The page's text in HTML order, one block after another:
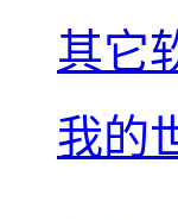
其它
我的